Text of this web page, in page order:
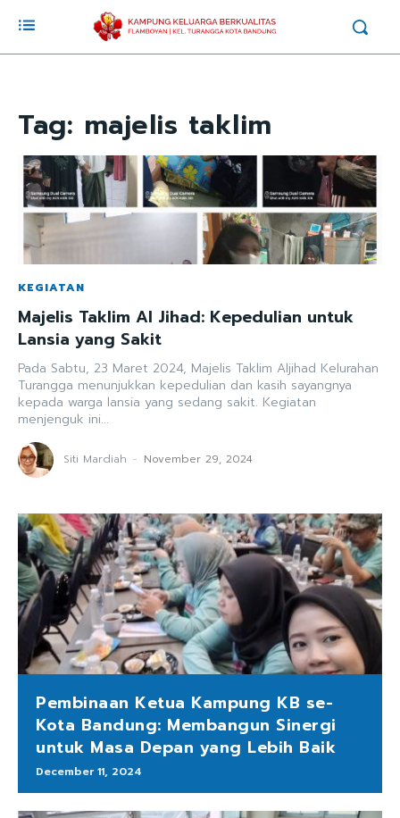
Tag: majelis taklim
KEGIATAN
Majelis Taklim Al Jihad: Kepedulian untuk
Lansia yang Sakit
Pada Sabtu, 23 Maret 2024, Majelis Taklim Aljihad Kelurahan
Turangga menunjukkan kepedulian dan kasih sayangnya
kepada warga lansia yang sedang sakit. Kegiatan
menjenguk ini...
Siti Mardiah - November 29, 2024
Pembinaan Ketua Kampung KB se-
Kota Bandung: Membangun Sinergi
untuk Masa Depan yang Lebih Baik
December 11, 2024